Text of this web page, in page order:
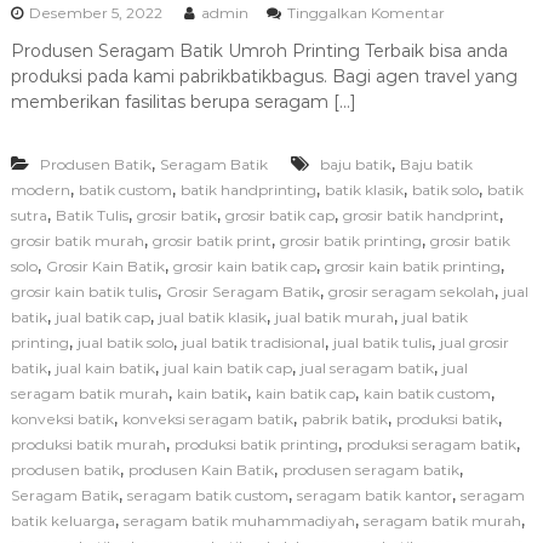
Desember 5, 2022 admin Tinggalkan Komentarp
d
a
d
u
n
S
e
r
a
g
m
B
a
t
i
k
Produsen Seragam Batik Umroh Printing Terbaik bisa anda
produksi pada kami pabrikbatikbagus. Bagi agen travel yang
memberikan fasilitas berupa seragam […]
Produsen Batik, Seragam Batik baju batik, Baju batik
modern, batik custom, batik handprinting, batik klasik, batik solo, batik
sutra, Batik Tulis, grosir batik, grosir batik cap, grosir batik handprint,
grosir batik murah, grosir batik print, grosir batik printing, grosir batik
solo, Grosir Kain Batik, grosir kain batik cap, grosir kain batik printing,
grosir kain batik tulis, Grosir Seragam Batik, grosir seragam sekolah, jual
batik, jual batik cap, jual batik klasik, jual batik murah, jual batik
printing, jual batik solo, jual batik tradisional, jual batik tulis, jual grosir
batik, jual kain batik, jual kain batik cap, jual seragam batik, jual
seragam batik murah, kain batik, kain batik cap, kain batik custom,
konveksi batik, konveksi seragam batik, pabrik batik, produksi batik,
produksi batik murah, produksi batik printing, produksi seragam batik,
produsen batik, produsen Kain Batik, produsen seragam batik,
Seragam Batik, seragam batik custom, seragam batik kantor, seragam
batik keluarga, seragam batik muhammadiyah, seragam batik murah,